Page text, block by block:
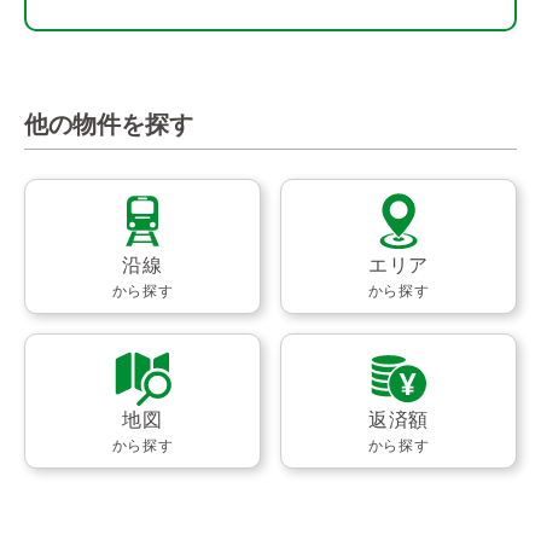
他の物件を探す
沿線
から探す
エリア
から探す
地図
から探す
返済額
から探す